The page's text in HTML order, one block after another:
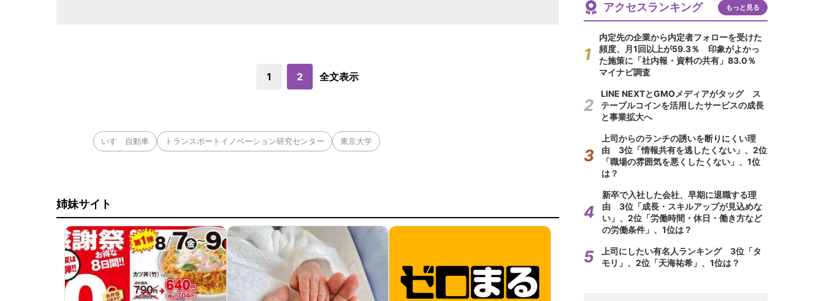
1 2 全文表示
いすゞ自動車 トランスポートイノベーション研究センター 東京大学
姉妹サイト
アクセスランキング もっと見る
内定先の企業から内定者フォローを受けた
頻度、月1回以上が59.3％ 印象がよかっ
た施策に「社内報・資料の共有」83.0％
マイナビ調査
LINE NEXTとGMOメディアがタッグ ス
テーブルコインを活用したサービスの成長
と事業拡大へ
上司からのランチの誘いを断りにくい理
由 3位「情報共有を逃したくない」、2位
「職場の雰囲気を悪くしたくない」、1位
は？
新卒で入社した会社、早期に退職する理
由 3位「成長・スキルアップが見込めな
い」、2位「労働時間・休日・働き方など
の労働条件」、1位は？
上司にしたい有名人ランキング 3位「タ
モリ」、2位「天海祐希」、1位は？